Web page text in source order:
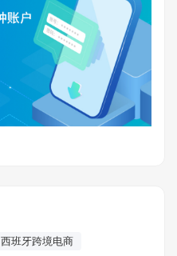
西班牙跨境电商